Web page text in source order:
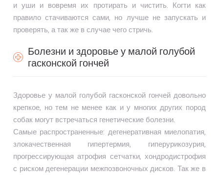
и уши и вовремя их протирать и чистить. Когти как
правило стачиваются сами, но лучше не запускать и
проверять, а так же в случае чего стричь.
Болезни и здоровье у малой голубой
гасконской гончей
Здоровье у малой голубой гасконской гончей довольно
крепкое, но тем не менее как и у многих других пород
собак могут встречаться генетические болезни.
Самые распространенные: дегенеративная миелопатия,
злокачественная гипертермия, гиперурикозурия,
прогрессирующая атрофия сетчатки, хондродистрофия
с риском дегенерации межпозвоночных дисков. Так же в